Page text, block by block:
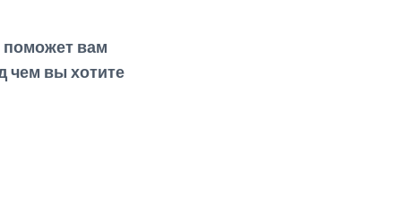
поможет вам
чем вы хотите